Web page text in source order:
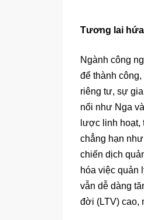
Tương lai
Ngành công
để thành
riêng tư, sự
nổi như Nga
lược linh
chẳng hạn
chiến dịch
hóa việc quản
vẫn dễ dàng
đời (LTV) cao,